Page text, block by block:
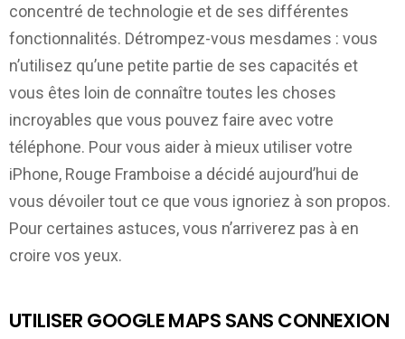
concentré de technologie et de ses différentes
fonctionnalités. Détrompez-vous mesdames : vous
n’utilisez qu’une petite partie de ses capacités et
vous êtes loin de connaître toutes les choses
incroyables que vous pouvez faire avec votre
téléphone. Pour vous aider à mieux utiliser votre
iPhone, Rouge Framboise a décidé aujourd’hui de
vous dévoiler tout ce que vous ignoriez à son propos.
Pour certaines astuces, vous n’arriverez pas à en
croire vos yeux.
UTILISER GOOGLE MAPS SANS CONNEXION